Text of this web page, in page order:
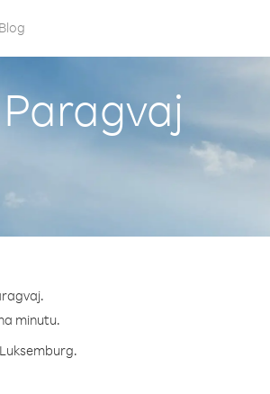
Blog
minutu.